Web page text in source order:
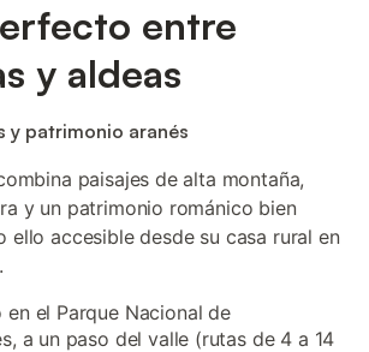
entre
y aldeas
y patrimonio aranés
paisajes de alta montaña,
y un patrimonio románico bien
ello accesible desde su casa rural en
en el Parque Nacional de
a un paso del valle (rutas de 4 a 14